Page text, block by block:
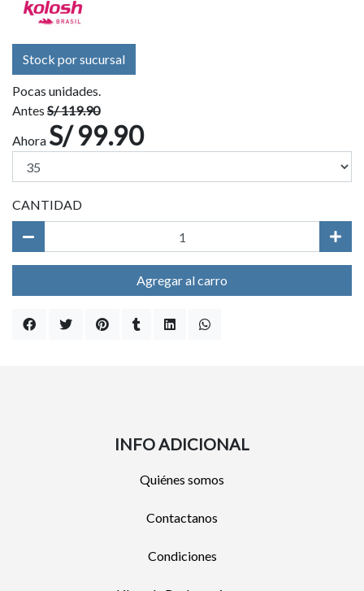
Stock por sucursal
Pocas unidades.
Antes S/ 119.90
Ahora S/ 99.90
CANTIDAD
Agregar al carro
INFO ADICIONAL
Quiénes somos
Contactanos
Condiciones